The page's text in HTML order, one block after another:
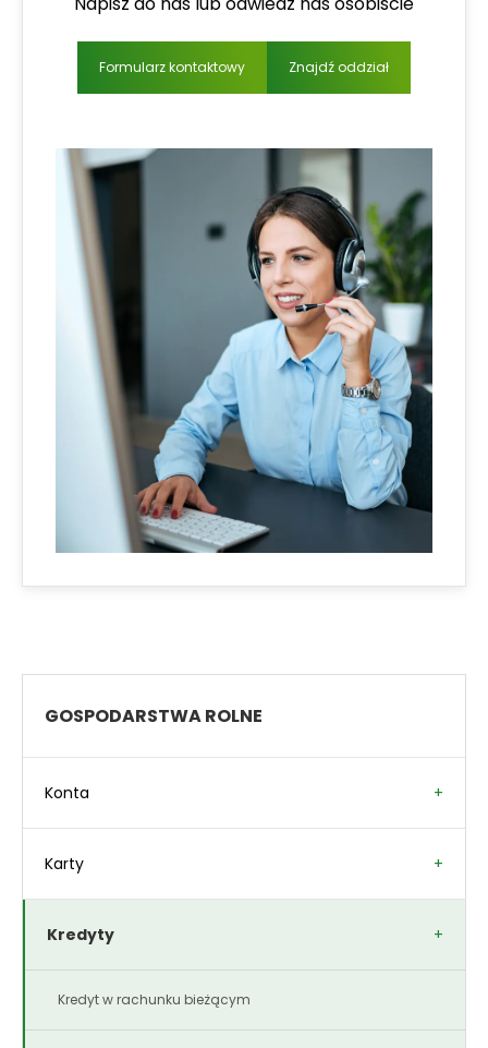
GOSPODARSTWA ROLNE
Konta
Rachunek bieżący i pomocniczy
Karty
Karty debetowe
Kredyty
Kredyt w rachunku bieżącym
Formularz kontaktowy Znajdź oddział